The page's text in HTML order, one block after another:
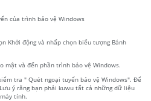
của trình bảo vệ Windows
Khởi động và nhấp chọn biểu tượng Bánh
mật và đến phần trình bảo vệ Windows.
tra " Quét ngoại tuyến bảo vệ Windows". Để
ý rằng bạn phải kuwu tất cả những dữ liệu
tính.